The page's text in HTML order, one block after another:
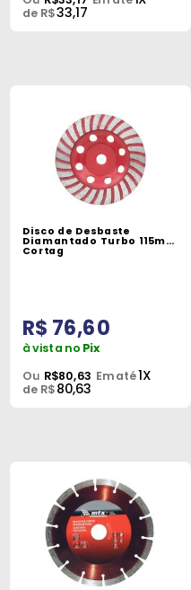
de R$33,17
Disco de Desbaste
Diamantado Turbo 115mm
Cortag
R$ 76,60
à vista no Pix
Ou R$80,63 Em até1X
de R$80,63